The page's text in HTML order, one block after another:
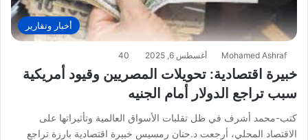
أخبار وتقارير
Mohamed Ashraf أغسطس 6, 2025 40
خبيرة اقتصادية: تحويلات المصريين وقيود أمريكية
سبب تراجع الدولار أمام الجنيه
كتب-محمد أشرف في ظل تقلبات الأسواق العالمية وتأثيراتها على
الاقتصاد المحلي، أرجعت د.حنان رمسيس خبيرة اقتصادية بارزة تراجع